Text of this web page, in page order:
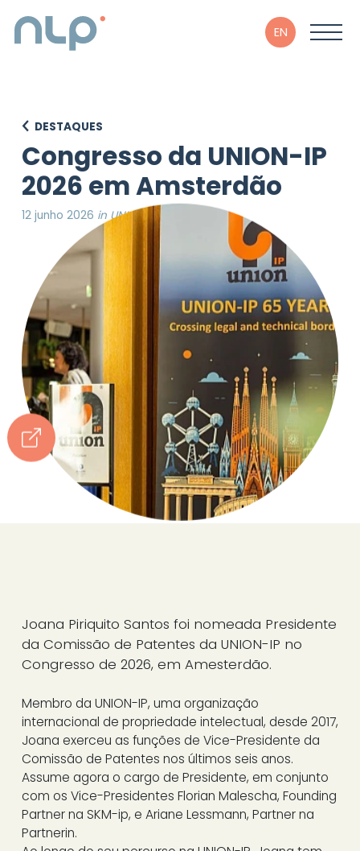
EN
DESTAQUES
Congresso da UNION-IP
2026 em Amsterdão
12 junho 2026 in UNION-IP
Joana Piriquito Santos foi nomeada Presidente
da Comissão de Patentes da UNION-IP no
Congresso de 2026, em Amesterdão.
Membro da UNION-IP, uma organização
internacional de propriedade intelectual, desde 2017,
Joana exerceu as funções de Vice-Presidente da
Comissão de Patentes nos últimos seis anos.
Assume agora o cargo de Presidente, em conjunto
com os Vice-Presidentes Florian Malescha, Founding
Partner na SKM-ip, e Ariane Lessmann, Partner na
Partnerin.